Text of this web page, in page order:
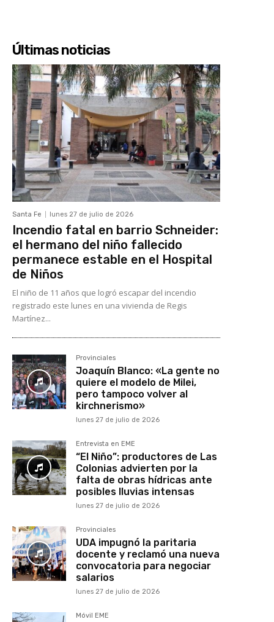
Últimas noticias
Santa Fe lunes 27 de julio de 2026
Incendio fatal en barrio Schneider:
el hermano del niño fallecido
permanece estable en el Hospital
de Niños
El niño de 11 años que logró escapar del incendio
registrado este lunes en una vivienda de Regis
Martínez...
Provinciales
Joaquín Blanco: «La gente no
quiere el modelo de Milei,
pero tampoco volver al
kirchnerismo»
lunes 27 de julio de 2026
Entrevista en EME
“El Niño”: productores de Las
Colonias advierten por la
falta de obras hídricas ante
posibles lluvias intensas
lunes 27 de julio de 2026
Provinciales
UDA impugnó la paritaria
docente y reclamó una nueva
convocatoria para negociar
salarios
lunes 27 de julio de 2026
Móvil EME